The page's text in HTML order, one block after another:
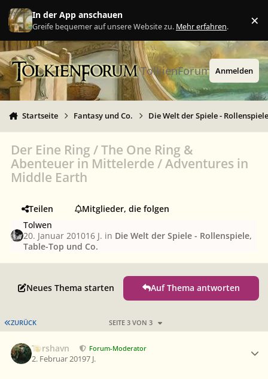
Zu Inhalt springen
In der App anschauen
Greife bequemer auf unsere Website zu. Mehr erfahren. ×
TolkienForum Anmelden
Startseite Fantasy und Co. Die Welt der Spiele -
Der Eine Ring / The One Ring &
Abenteuer in Mittelerde / Adventures in
Middle Earth
Teilen
Mitglieder, die folgen
Tolwen
20. Januar 201016 J. in Die Welt der Spiele - Rollenspiele,
Table-Top und Co.
Neues Thema starten Auf Thema antworten
ERSTE SEITE
ZURÜCK SEITE 3 VON 3
Torshavn Forum-Moderator
2. Februar 20197 J.